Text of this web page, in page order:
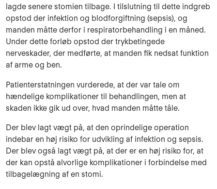
lagde senere stomien tilbage. I tilslutning til dette indgreb
opstod der infektion og blodforgiftning (sepsis), og
manden måtte derfor i respiratorbehandling i en måned.
Under dette forløb opstod der trykbetingede
nerveskader, der medførte, at manden fik nedsat funktion
af arme og ben.
Patienterstatningen vurderede, at der var tale om
hændelige komplikationer til behandlingen, men at
skaden ikke gik ud over, hvad manden måtte tåle.
Der blev lagt vægt på, at den oprindelige operation
indebar en høj risiko for udvikling af infektion og sepsis.
Der blev også lagt vægt på, at der er en høj risiko for, at
der kan opstå alvorlige komplikationer i forbindelse med
tilbagelægning af en stomi.